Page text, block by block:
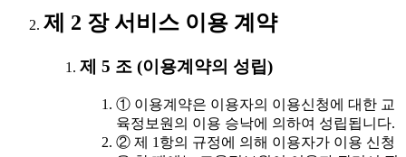
제 2 장 서비스 이용 계약
제 5 조 (이용계약의 성립)
① 이용계약은 이용자의 이용신청에 대한 교
육정보원의 이용 승낙에 의하여 성립됩니다.
② 제 1항의 규정에 의해 이용자가 이용 신청